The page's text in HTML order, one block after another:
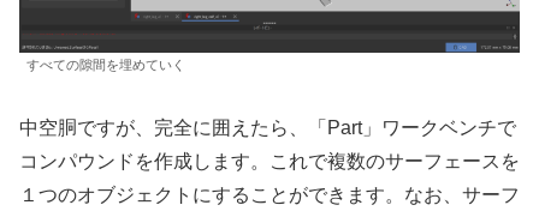
すべての隙間を埋めていく
中空胴ですが、完全に囲えたら、「Part」ワークベンチで
コンパウンドを作成します。これで複数のサーフェースを
１つのオブジェクトにすることができます。なお、サーフ